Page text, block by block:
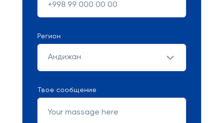
Регион
Андижан
Твое сообщение